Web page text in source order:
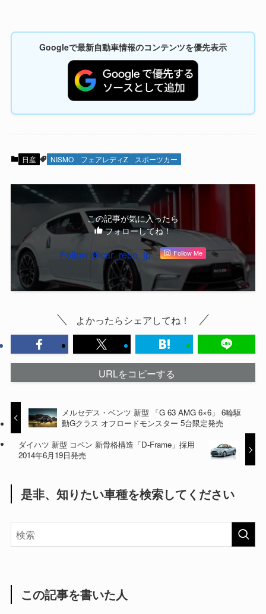
Googleで最新自動車情報のコンテンツを優先表示
日産 NISMO フェアレディZ スポーツカー
この記事が気に入ったら
フォローしてね！
Follow @car_repo_jp Follow Me
よかったらシェアしてね！
URLをコピーする
メルセデス・ベンツ 新型 「G 63 AMG 6×6」 6輪駆
動Gクラス オフロードモンスター 5台限定発売
ダイハツ 新型 コペン 新骨格構造「D-Frame」採用
2014年6月19日発売
是非、知りたい車種を検索してください
この記事を書いた人